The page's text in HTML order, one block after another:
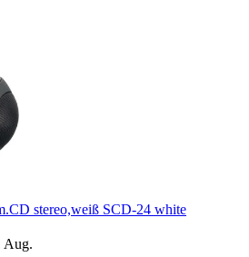
stereo,weiß SCD-24 white
Aug.